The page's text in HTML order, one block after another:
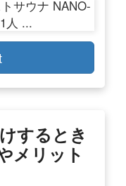
するとき
メリット